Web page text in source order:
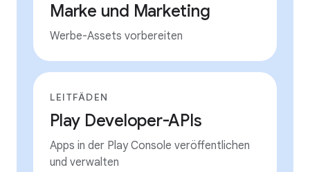
Marke und Marketing
Werbe-Assets vorbereiten
LEITFÄDEN
Play Developer-APIs
Apps in der Play Console veröffentlichen
und verwalten